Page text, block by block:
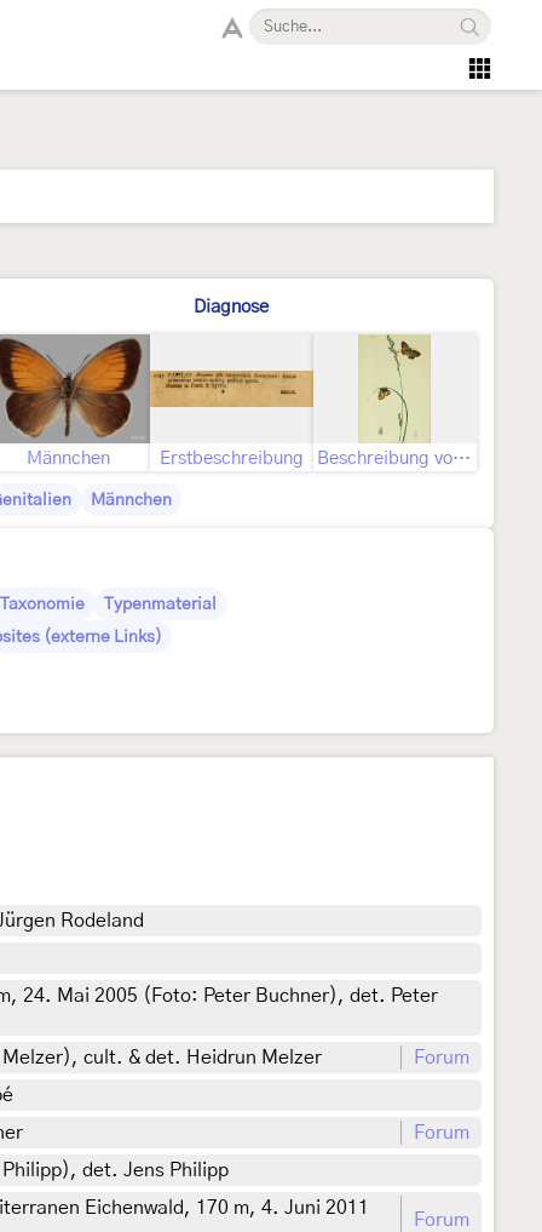
Diagnose
Männchen Erstbeschreibung Beschreibung von John Curtis als Hipparchia arcania
Männchen
Taxonomie
Typenmaterial
(externe Links)
Rodeland
24. Mai 2005 (Foto: Peter Buchner), det. Peter
cult. & det. Heidrun Melzer
Forum
Forum
det. Jens Philipp
Eichenwald, 170 m, 4. Juni 2011
Forum